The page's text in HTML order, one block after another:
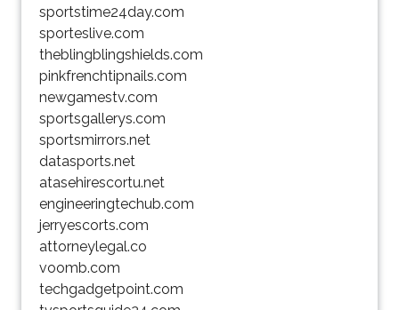
sportstime24day.com
sporteslive.com
theblingblingshields.com
pinkfrenchtipnails.com
newgamestv.com
sportsgallerys.com
sportsmirrors.net
datasports.net
atasehirescortu.net
engineeringtechub.com
jerryescorts.com
attorneylegal.co
voomb.com
techgadgetpoint.com